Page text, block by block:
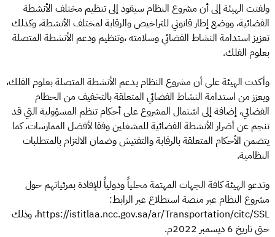
ولفتت الهيئة إلى أن مشروع النظام سيقود إلى تنظيم مختلف الأنشطة
الفضائية، ووضع إطار قانوني للتراخيص والرقابة لمختلف الأنشطة، وكذلك
تعزيز استدامة النشاط الفضائي وسلامته ،وتنظيم ودعم الأنشطة المتصلة
بعلوم الفلك.
وأكدت الهيئة على أن مشروع النظام يدعم الأنشطة المتصلة بعلوم الفلك،
ويعزز من استدامة النشاط الفضائي المتعلقة بالتخفيف من الحطام
الفضائي، إضافة إلى اشتمال المشروع على أحكام تنظم المسؤولية التي قد
تنجم عن أضرار الأنشطة الفضائية للمشغلين وفقا لأفضل الممارسات، كما
يتضمن الأحكام المتعلقة بالرقابة والتفتيش وضمان الالتزام بالمتطلبات
النظامية.
وتدعو الهيئة كافة الجهات المهتمة محلياً ودولياً للإفادة بمرئياتهم حول
مشروع النظام عبر منصة استطلاع عبر الرابط:
https://istitlaa.ncc.gov.sa/ar/Transportation/citc/SSL، وذلك
حتى تاريخ 6 ديسمبر 2022م.